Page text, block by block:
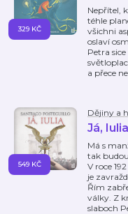
Nepřítel,
téhle
všichni
oslaví
Petra
a přece
329 KČ
Dějiny a
Já, Iulia
Má s
tak
V roce
je
Řím
války. Z
slaboch
549 KČ